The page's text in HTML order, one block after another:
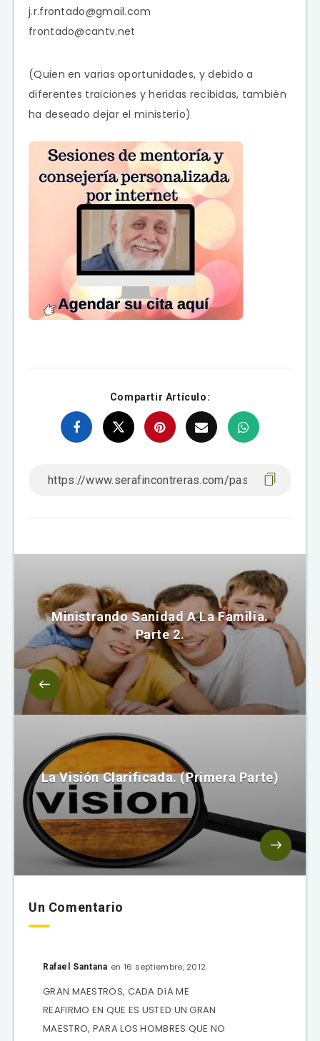
j.r.frontado@gmail.com
frontado@cantv.net
(Quien en varias oportunidades, y debido a
diferentes traiciones y heridas recibidas, también
ha deseado dejar el ministerio)
Compartir Artículo:
Ministrando Sanidad A La Familia.
Parte 2.
La Visión Clarificada. (Primera Parte)
Un Comentario
Rafael Santana en 16 septiembre, 2012
GRAN MAESTROS, CADA DíA ME
REAFIRMO EN QUE ES USTED UN GRAN
MAESTRO, PARA LOS HOMBRES QUE NO